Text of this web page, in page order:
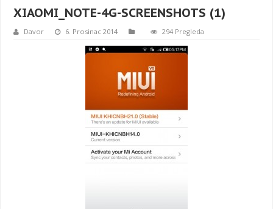
XIAOMI_NOTE-4G-SCREENSHOTS (1)
Davor 6. Prosinac 2014 294 Pregleda